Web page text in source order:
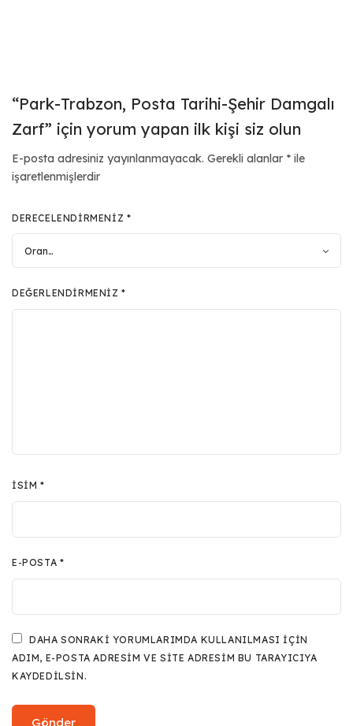
“Park-Trabzon, Posta Tarihi-Şehir Damgalı
Zarf” için yorum yapan ilk kişi siz olun
E-posta adresiniz yayınlanmayacak. Gerekli alanlar * ile
işaretlenmişlerdir
DERECELENDIRMENIZ *
DEĞERLENDIRMENIZ*
İSIM*
E-POSTA *
DAHA SONRAKI YORUMLARIMDA KULLANILMASI IÇIN
ADIM, E-POSTA ADRESIM VE SITE ADRESIM BU TARAYICIYA
KAYDEDILSIN.